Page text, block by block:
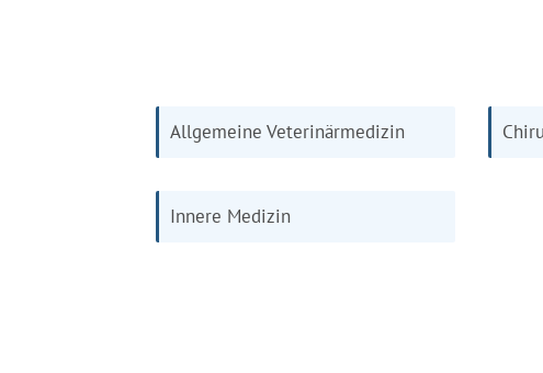
Allgemeine Veterinärmedizin
Innere Medizin